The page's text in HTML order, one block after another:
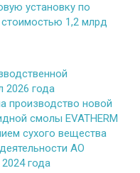
установку по
1,2 млрд
2026 года
производство новой
смолы EVATHERM
сухого вещества
АО
года